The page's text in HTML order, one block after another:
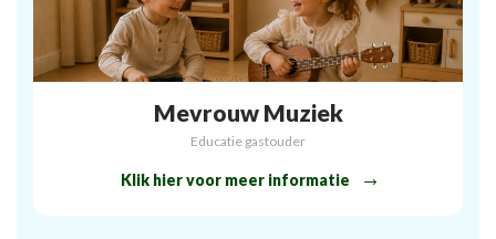
Mevrouw Muziek
Educatie gastouder
Klik hier voor meer informatie